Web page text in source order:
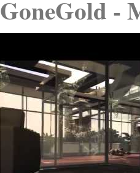
GoneGold -